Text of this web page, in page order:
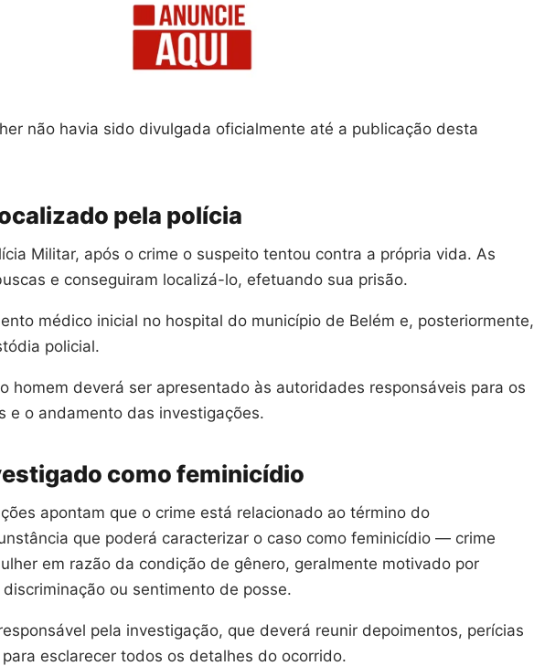
não havia sido divulgada oficialmente até a publicação desta
pela polícia
Militar, após o crime o suspeito tentou contra a própria vida. As
e conseguiram localizá-lo, efetuando sua prisão.
médico inicial no hospital do município de Belém e, posteriormente,
policial.
homem deverá ser apresentado às autoridades responsáveis para os
e o andamento das investigações.
como feminicídio
apontam que o crime está relacionado ao término do
que poderá caracterizar o caso como feminicídio — crime
em razão da condição de gênero, geralmente motivado por
ou sentimento de posse.
pela investigação, que deverá reunir depoimentos, perícias
esclarecer todos os detalhes do ocorrido.